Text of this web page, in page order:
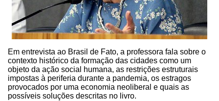
Em entrevista ao Brasil de Fato, a professora fala sobre o
contexto histórico da formação das cidades como um
objeto da ação social humana, as restrições estruturais
impostas à periferia durante a pandemia, os estragos
provocados por uma economia neoliberal e quais as
possíveis soluções descritas no livro.